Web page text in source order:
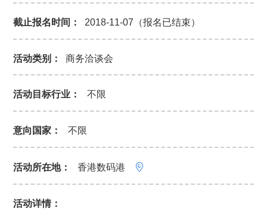
截止报名时间： 2018-11-07（报名已结束）
活动类别： 商务洽谈会
活动目标行业： 不限
意向国家： 不限
活动所在地： 香港数码港 
活动详情：